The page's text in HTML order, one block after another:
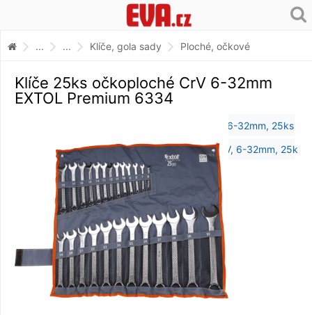
... ... Klíče, gola sady Ploché, očkové
Klíče 25ks očkoploché CrV 6-32mm
EXTOL Premium 6334